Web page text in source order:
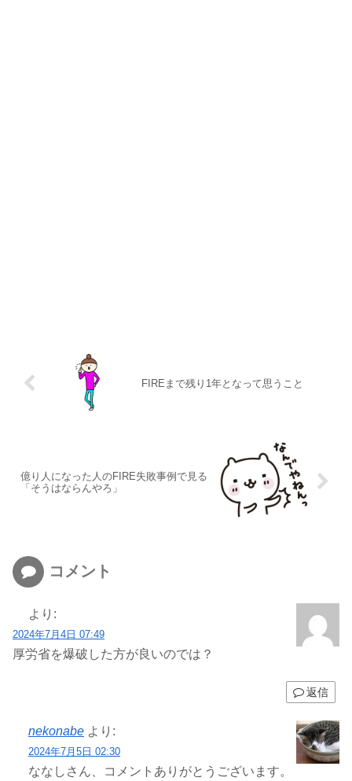
FIREまで残り1年となって思うこと
億り人になった人のFIRE失敗事例で見る
「そうはならんやろ」
コメント
より:
2024年7月4日 07:49
厚労省を爆破した方が良いのでは？
返信
nekonabe より:
2024年7月5日 02:30
ななしさん、コメントありがとうございます。